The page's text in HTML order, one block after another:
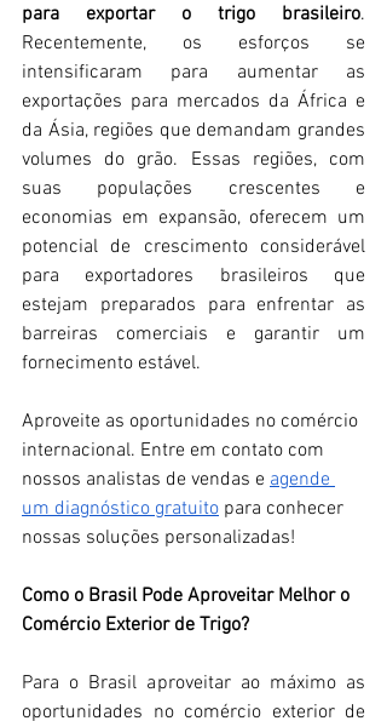
para exportar o trigo brasileiro.
Recentemente, os esforços se
intensificaram para aumentar as
exportações para mercados da África e
da Ásia, regiões que demandam grandes
volumes do grão. Essas regiões, com
suas populações crescentes e
economias em expansão, oferecem um
potencial de crescimento considerável
para exportadores brasileiros que
estejam preparados para enfrentar as
barreiras comerciais e garantir um
fornecimento estável.
Aproveite as oportunidades no comércio
internacional. Entre em contato com
nossos analistas de vendas e agende
um diagnóstico gratuito para conhecer
nossas soluções personalizadas!
Como o Brasil Pode Aproveitar Melhor o
Comércio Exterior de Trigo?
Para o Brasil aproveitar ao máximo as
oportunidades no comércio exterior de